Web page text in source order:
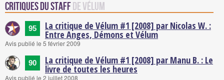
Critiques du staffde Vélum
95 La critique de Vélum #1 [2008] par Nicolas W. :
Entre Anges, Démons et Vélum
Avis publié le 5 février 2009
90 La critique de Vélum #1 [2008] par Manu B. : Le
livre de toutes les heures
Avis publié le 2 juillet 2008